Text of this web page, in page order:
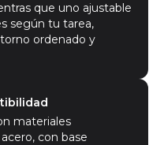
que uno ajustable
según tu tarea,
ordenado y
materiales
con base